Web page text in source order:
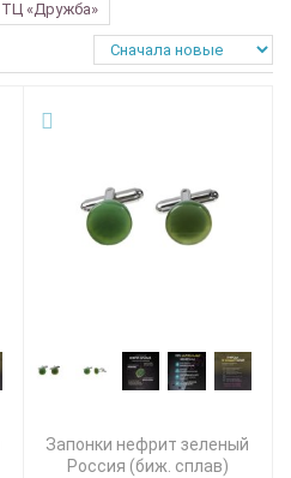
ТЦ «Дружба»
Запонки нефрит зеленый
Россия (биж. сплав)